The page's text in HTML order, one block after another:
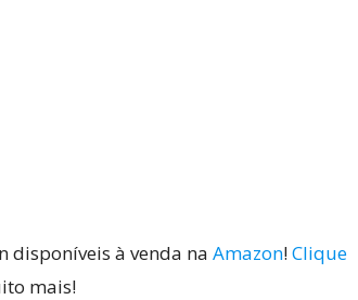
disponíveis à venda na Amazon!Clique
mais!